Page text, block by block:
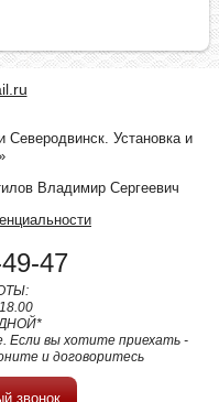
Установка и
Владимир Сергеевич
47
Если вы хотите приехать -
и договоритесь
звонок